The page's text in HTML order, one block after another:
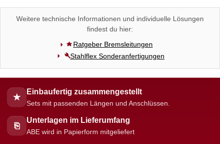
Weitere technische Informationen und individuelle Lösungen
findest du hier:
Ratgeber Bremsleitungen
Stahlflex Sonderanfertigungen
★
Einbaufertig zusammengestellt
Sets mit passenden Längen und Anschlüssen.
⎘
Unterlagen im Lieferumfang
ABE wird in Papierform mitgeliefert